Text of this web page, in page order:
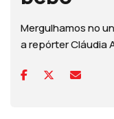
Mergulhamos no
a repórter Cláudia